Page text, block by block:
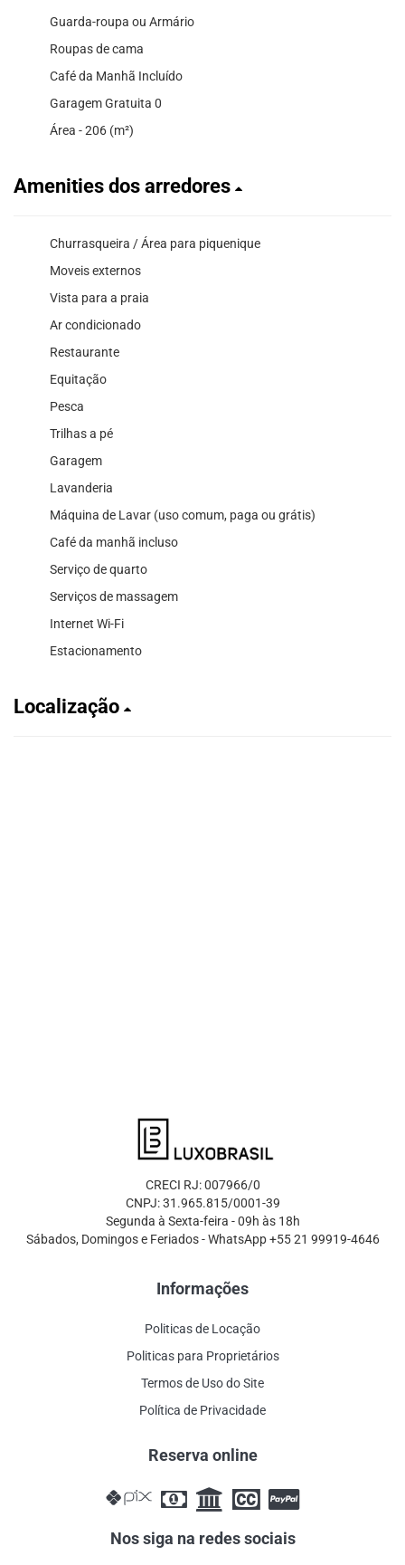
Guarda-roupa ou Armário
Roupas de cama
Café da Manhã Incluído
Garagem Gratuita 0
Área - 206 (m²)
Amenities dos arredores
Churrasqueira / Área para piquenique
Moveis externos
Vista para a praia
Ar condicionado
Restaurante
Equitação
Pesca
Trilhas a pé
Garagem
Lavanderia
Máquina de Lavar (uso comum, paga ou grátis)
Café da manhã incluso
Serviço de quarto
Serviços de massagem
Internet Wi-Fi
Estacionamento
Localização
CRECI RJ: 007966/0
CNPJ: 31.965.815/0001-39
Segunda à Sexta-feira - 09h às 18h
Sábados, Domingos e Feriados - WhatsApp +55 21 99919-4646
Informações
Politicas de Locação
Politicas para Proprietários
Termos de Uso do Site
Política de Privacidade
Reserva online
Nos siga na redes sociais